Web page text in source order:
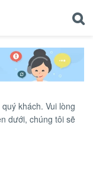
khách. Vui lòng
dưới, chúng tôi sẽ